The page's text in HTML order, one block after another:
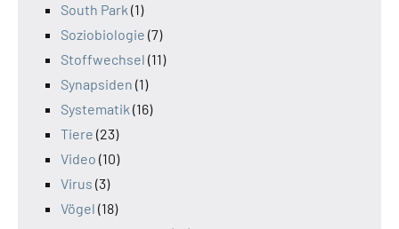
South Park (1)
Soziobiologie (7)
Stoffwechsel (11)
Synapsiden (1)
Systematik (16)
Tiere (23)
Video (10)
Virus (3)
Vögel (18)